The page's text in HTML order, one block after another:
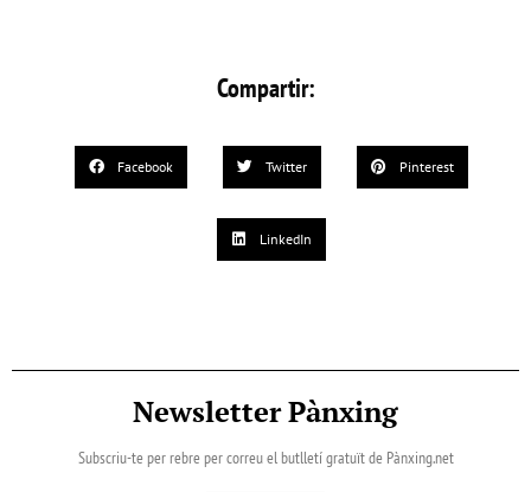
Compartir:
Facebook Twitter Pinterest
LinkedIn
Newsletter Pànxing
Subscriu-te per rebre per correu el butlletí gratuït de Pànxing.net​